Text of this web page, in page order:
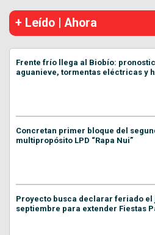
+ Leído | Ahora
Frente frío llega al Biobío:
aguanieve, tormentas eléctricas y
Concretan primer bloque del
multipropósito LPD “Rapa Nui”
Proyecto busca declarar feriado el
septiembre para extender Fiestas